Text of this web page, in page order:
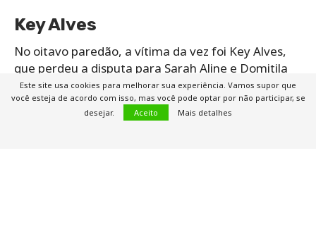
Key Alves
No oitavo paredão, a vítima da vez foi Key Alves,
que perdeu a disputa para Sarah Aline e Domitila
Barros. A jogadora de vôlei recebeu 56,76% dos
votos, enquanto a psicóloga teve 41,92% e a miss
Alemanha apenas 1,32%.
Este site usa cookies para melhorar sua experiência. Vamos supor que
você esteja de acordo com isso, mas você pode optar por não participar, se
desejar.
Aceito Mais detalhes